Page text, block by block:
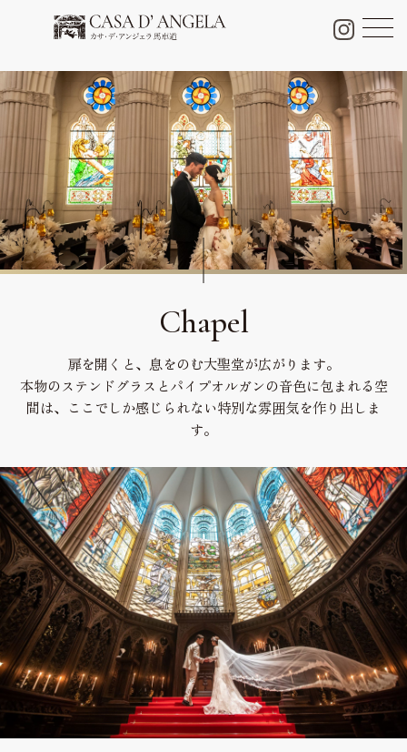
Chapel & Party space
フォトギャラリー
Photo Gallery
ブライダルフェア
Bridal fair
料金プラン
Bridal plan
口コミ
私たちの想い
Thought
ベストレート保証
Best rate guarantee
ウェディングレポート
Wedding Report
アクセス&ロケーション
Access & Location
お知らせ
News
Chapel
扉を開くと、息をのむ大聖堂が広がります。
本物のステンドグラスとパイプオルガンの音色に包まれる空
間は、 ここでしか感じられない特別な雰囲気を作り出しま
す。